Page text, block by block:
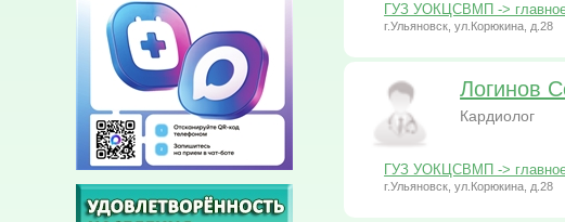
ГУЗ УОКЦСВМП ->
г.Ульяновск, ул.Корюкина, д.28
Логинов
Кардиолог
ГУЗ УОКЦСВМП ->
г.Ульяновск, ул.Корюкина, д.28